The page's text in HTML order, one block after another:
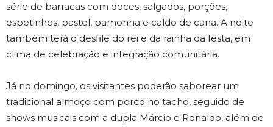
série de barracas com doces, salgados, porções,
espetinhos, pastel, pamonha e caldo de cana. A noite
também terá o desfile do rei e da rainha da festa, em
clima de celebração e integração comunitária.
Já no domingo, os visitantes poderão saborear um
tradicional almoço com porco no tacho, seguido de
shows musicais com a dupla Márcio e Ronaldo, além de